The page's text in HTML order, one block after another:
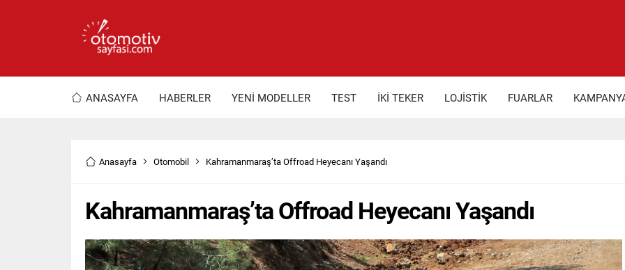
ANASAYFA HABERLER YENİ MODELLER TEST İKİ TEKER LOJİSTİK FUARLAR
Anasayfa Otomobil Kahramanmaraş’ta Offroad Heyecanı Yaşandı
Kahramanmaraş’ta Offroad Heyecanı Yaşandı